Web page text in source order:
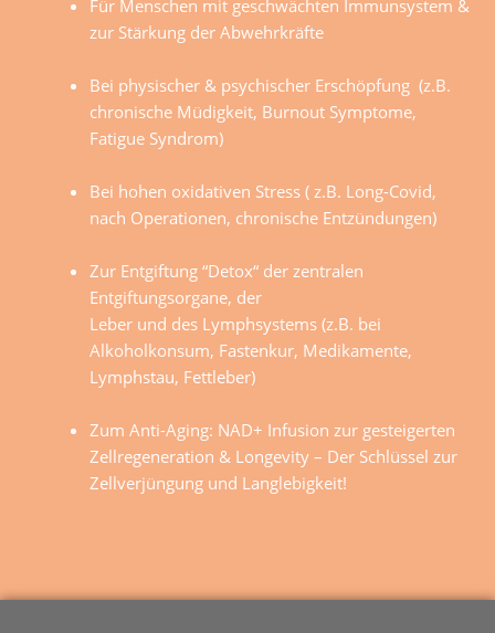
Für Menschen mit geschwächten Immunsystem &
zur Stärkung der Abwehrkräfte
Bei physischer & psychischer Erschöpfung (z.B.
chronische Müdigkeit, Burnout Symptome,
Fatigue Syndrom)
Bei hohen oxidativen Stress ( z.B. Long-Covid,
nach Operationen, chronische Entzündungen)
Zur Entgiftung “Detox“ der zentralen
Entgiftungsorgane, der
Leber und des Lymphsystems (z.B. bei
Alkoholkonsum, Fastenkur, Medikamente,
Lymphstau, Fettleber)
Zum Anti-Aging: NAD+ Infusion zur gesteigerten
Zellregeneration & Longevity – Der Schlüssel zur
Zellverjüngung und Langlebigkeit!